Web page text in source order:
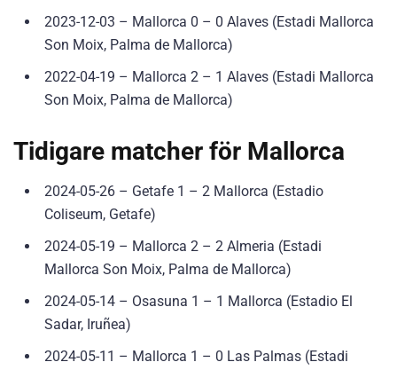
2023-12-03 – Mallorca 0 – 0 Alaves (Estadi Mallorca
Son Moix, Palma de Mallorca)
2022-04-19 – Mallorca 2 – 1 Alaves (Estadi Mallorca
Son Moix, Palma de Mallorca)
Tidigare matcher för Mallorca
2024-05-26 – Getafe 1 – 2 Mallorca (Estadio
Coliseum, Getafe)
2024-05-19 – Mallorca 2 – 2 Almeria (Estadi
Mallorca Son Moix, Palma de Mallorca)
2024-05-14 – Osasuna 1 – 1 Mallorca (Estadio El
Sadar, Iruñea)
2024-05-11 – Mallorca 1 – 0 Las Palmas (Estadi